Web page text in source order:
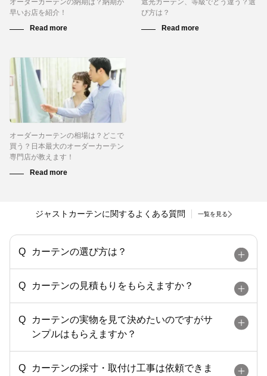
オーダーカーテンの納期は？納期が
早いお店を紹介！
遮光カーテン、等級でどう違う？選
び方は？
オーダーカーテンの相場は？どこで
買う？日本最大のオーダーカーテン
専門店が教えます！
ジャストカーテンに関するよくある質問 一覧を見る
カーテンの選び方は？
カーテンの見積もりをもらえますか？
カーテンの実物を見て決めたいのですがサ
ンプルはもらえますか？
カーテンの採寸・取付け工事は依頼できま